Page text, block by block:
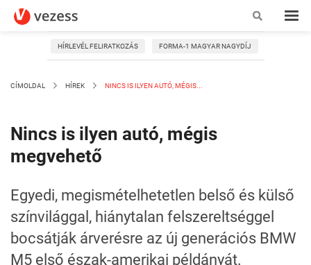
HÍRLEVÉL FELIRATKOZÁS FORMA-1 MAGYAR NAGYDÍJ
CÍMOLDAL HÍREK NINCS IS ILYEN AUTÓ, MÉGIS...
Nincs is ilyen autó, mégis
megvehető
Egyedi, megismételhetetlen belső és külső
színvilággal, hiánytalan felszereltséggel
bocsátják árverésre az új generációs BMW
M5 első észak-amerikai példányát.